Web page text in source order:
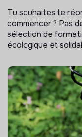
Tu souhaites te
commencer ? Pas
sélection de
écologique et